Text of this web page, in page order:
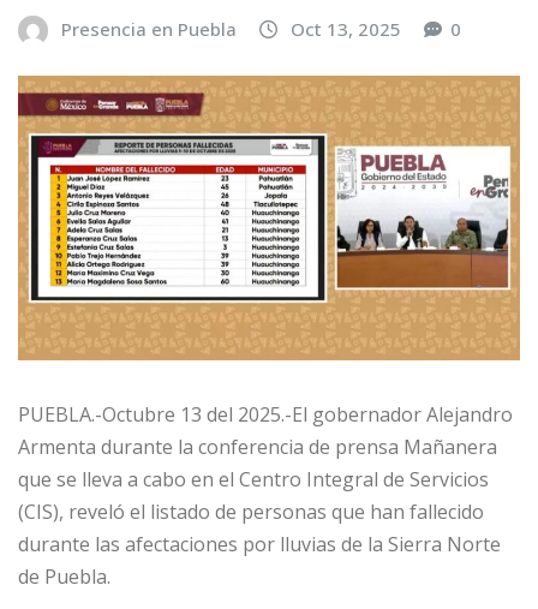
Presencia en Puebla Oct 13, 2025 0
PUEBLA.-Octubre 13 del 2025.-El gobernador Alejandro
Armenta durante la conferencia de prensa Mañanera
que se lleva a cabo en el Centro Integral de Servicios
(CIS), reveló el listado de personas que han fallecido
durante las afectaciones por lluvias de la Sierra Norte
de Puebla.